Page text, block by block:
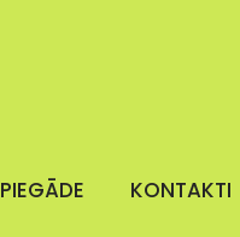
PIEGĀDE KONTAKTI